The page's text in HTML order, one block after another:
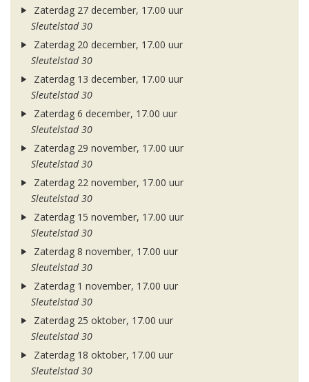
Zaterdag 27 december, 17.00 uur
Sleutelstad 30
Zaterdag 20 december, 17.00 uur
Sleutelstad 30
Zaterdag 13 december, 17.00 uur
Sleutelstad 30
Zaterdag 6 december, 17.00 uur
Sleutelstad 30
Zaterdag 29 november, 17.00 uur
Sleutelstad 30
Zaterdag 22 november, 17.00 uur
Sleutelstad 30
Zaterdag 15 november, 17.00 uur
Sleutelstad 30
Zaterdag 8 november, 17.00 uur
Sleutelstad 30
Zaterdag 1 november, 17.00 uur
Sleutelstad 30
Zaterdag 25 oktober, 17.00 uur
Sleutelstad 30
Zaterdag 18 oktober, 17.00 uur
Sleutelstad 30